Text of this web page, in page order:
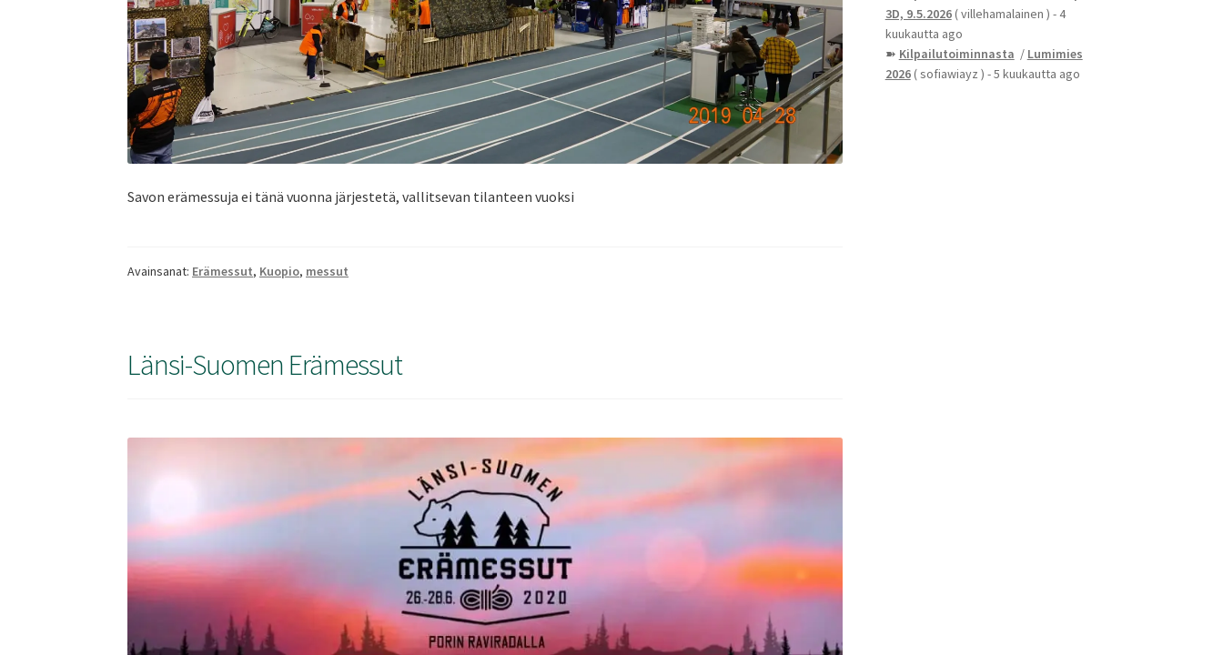
Savon erämessuja ei tänä vuonna järjestetä, vallitsevan tilanteen vuoksi
Avainsanat: Erämessut, Kuopio, messut
Länsi-Suomen Erämessut
3D, 9.5.2026( villehamalainen ) - 4
kuukautta ago
➽ Kilpailutoiminnasta / Lumimies
2026( sofiawiayz ) - 5 kuukautta ago